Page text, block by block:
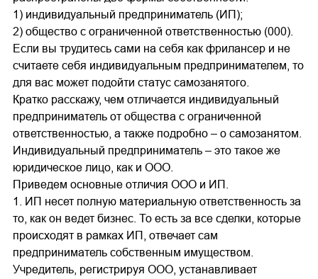
1) индивидуальный предприниматель (ИП);
2) общество с ограниченной ответственностью (000).
Если вы трудитесь сами на себя как фрилансер и не
считаете себя индивидуальным предпринимателем, то
для вас может подойти статус самозанятого.
Кратко расскажу, чем отличается индивидуальный
предприниматель от общества с ограниченной
ответственностью, а также подробно – о самозанятом.
Индивидуальный предприниматель – это такое же
юридическое лицо, как и ООО.
Приведем основные отличия ООО и ИП.
1. ИП несет полную материальную ответственность за
то, как он ведет бизнес. То есть за все сделки, которые
происходят в рамках ИП, отвечает сам
предприниматель собственным имуществом.
Учредитель, регистрируя ООО, устанавливает